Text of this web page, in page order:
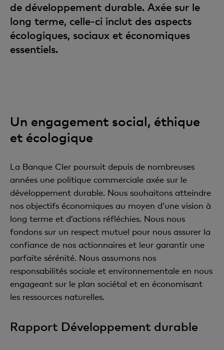
de développement durable. Axée sur le
long terme, celle-ci inclut des aspects
écologiques, sociaux et économiques
essentiels.
Un engagement social, éthique
et écologique
La Banque Cler poursuit depuis de nombreuses
années une politique commerciale axée sur le
développement durable. Nous souhaitons atteindre
nos objectifs économiques au moyen d’une vision à
long terme et d’actions réfléchies. Nous nous
fondons sur un respect mutuel pour nous assurer la
confiance de nos actionnaires et leur garantir une
parfaite sérénité. Nous assumons nos
responsabilités sociale et environnementale en nous
engageant sur le plan sociétal et en économisant
les ressources naturelles.
Rapport Développement durable